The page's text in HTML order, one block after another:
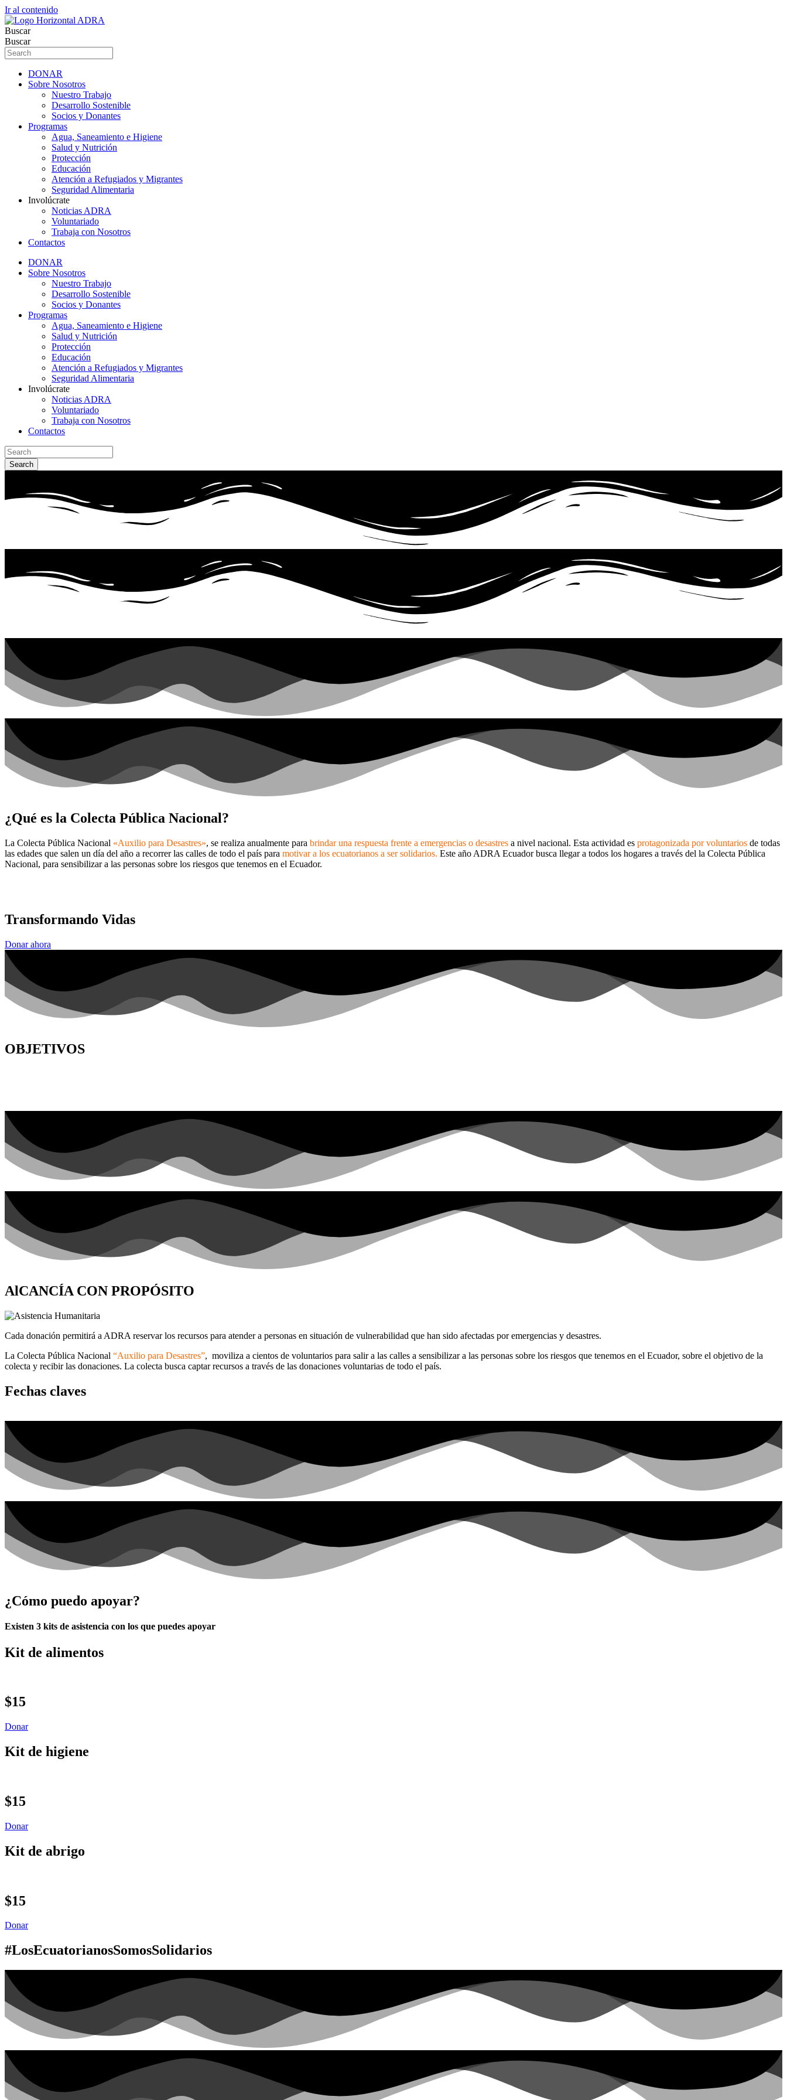
Ir al contenido
Buscar
Buscar
DONAR
Sobre Nosotros
Nuestro Trabajo
Desarrollo Sostenible
Socios y Donantes
Programas
Agua, Saneamiento e Higiene
Salud y Nutrición
Protección
Educación
Atención a Refugiados y Migrantes
Seguridad Alimentaria
Involúcrate
Noticias ADRA
Voluntariado
Trabaja con Nosotros
Contactos
DONAR
Sobre Nosotros
Nuestro Trabajo
Desarrollo Sostenible
Socios y Donantes
Programas
Agua, Saneamiento e Higiene
Salud y Nutrición
Protección
Educación
Atención a Refugiados y Migrantes
Seguridad Alimentaria
Involúcrate
Noticias ADRA
Voluntariado
Trabaja con Nosotros
Contactos
Search
¿Qué es la Colecta Pública Nacional?
La Colecta Pública Nacional «Auxilio para Desastres», se realiza anualmente para brindar una respuesta frente a emergencias o desastres a nivel nacional. Esta actividad es protagonizada por voluntarios de todas
las edades que salen un día del año a recorrer las calles de todo el país para motivar a los ecuatorianos a ser solidarios. Este año ADRA Ecuador busca llegar a todos los hogares a través del la Colecta Pública
Nacional, para sensibilizar a las personas sobre los riesgos que tenemos en el Ecuador.
Transformando Vidas
Donar ahora
OBJETIVOS
AlCANCÍA CON PROPÓSITO
Cada donación permitirá a ADRA reservar los recursos para atender a personas en situación de vulnerabilidad que han sido afectadas por emergencias y desastres.
La Colecta Pública Nacional “Auxilio para Desastres”, moviliza a cientos de voluntarios para salir a las calles a sensibilizar a las personas sobre los riesgos que tenemos en el Ecuador, sobre el objetivo de la
colecta y recibir las donaciones. La colecta busca captar recursos a través de las donaciones voluntarias de todo el país.
Fechas claves
¿Cómo puedo apoyar?
Existen 3 kits de asistencia con los que puedes apoyar
Kit de alimentos
$15
Donar
Kit de higiene
$15
Donar
Kit de abrigo
$15
Donar
#LosEcuatorianosSomosSolidarios